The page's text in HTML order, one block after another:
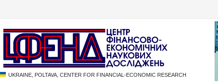
UKRAINE, POLTAVA, CENTER FOR FINANCIAL-ECONOMIC RESEARCH